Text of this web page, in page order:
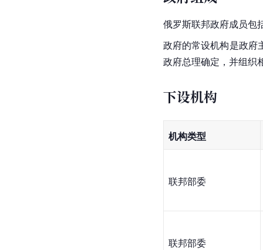
俄罗斯联邦政府成员包
政府的常设机构是政府
政府总理确定，并组织
下设机构
机构类型
联邦部委
联邦部委